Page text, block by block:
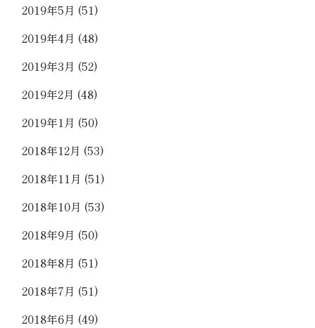
2019年5月 (51)
2019年4月 (48)
2019年3月 (52)
2019年2月 (48)
2019年1月 (50)
2018年12月 (53)
2018年11月 (51)
2018年10月 (53)
2018年9月 (50)
2018年8月 (51)
2018年7月 (51)
2018年6月 (49)